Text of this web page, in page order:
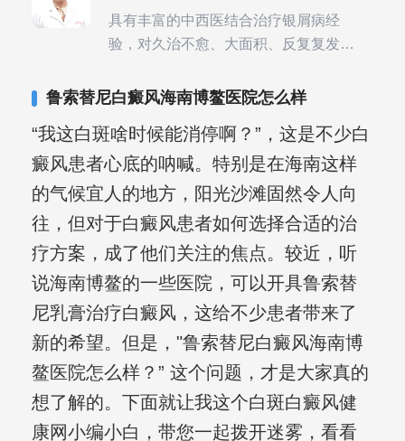
具有丰富的中西医结合治疗银屑病经
验，对久治不愈、大面积、反复复发性
鲁索替尼白癜风海南博鳌医院怎么样
“我这白斑啥时候能消停啊？”，这是不少白
癜风患者心底的呐喊。特别是在海南这样
的气候宜人的地方，阳光沙滩固然令人向
往，但对于白癜风患者如何选择合适的治
疗方案，成了他们关注的焦点。较近，听
说海南博鳌的一些医院，可以开具鲁索替
尼乳膏治疗白癜风，这给不少患者带来了
新的希望。但是，"鲁索替尼白癜风海南博
鳌医院怎么样？” 这个问题，才是大家真的
想了解的。下面就让我这个白斑白癜风健
康网小编小白，带您一起拨开迷雾，看看